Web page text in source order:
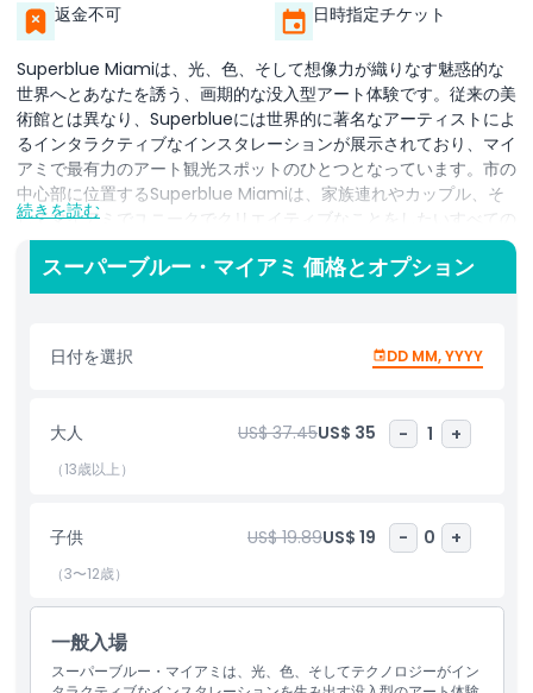
返金不可 日時指定チケット
Superblue Miamiは、光、色、そして想像力が織りなす魅惑的な
世界へとあなたを誘う、画期的な没入型アート体験です。従来の美
術館とは異なり、Superblueには世界的に著名なアーティストによ
るインタラクティブなインスタレーションが展示されており、マイ
アミで最有力のアート観光スポットのひとつとなっています。市の
中心部に位置するSuperblue Miamiは、家族連れやカップル、そ
してマイアミでユニークでクリエイティブなことをしたいすべての
人にとって必訪の場所です。来場者は息をのむようなデジタルの風
景、光り輝く環境、動きや触覚に反応する大規模なインスタレーシ
ョンを探索できます。この革新的なアートスペースは視覚的に圧倒
メディアで共有したくなる忘れがたい瞬間を提供します。アート愛
好家であっても、単に楽しい屋内アクティビティを探しているだけ
ト目的地へのアクセスを提供します。創造性とのつながり方を再定
義するこの没入型アートミュージアムを体験する機会をお見逃しな
ハイライト
含まれるもの
子供／大人ポリシー
続きを読む
スーパーブルー・マイアミ 価格とオプション
日付を選択 DD MM, YYYY
大人 US$ 37.45US$ 35 - 1 +
（13歳以上）
子供 US$ 19.89US$ 19 - 0 +
（3〜12歳）
一般入場
スーパーブルー・マイアミは、光、色、そしてテクノロジーがイン